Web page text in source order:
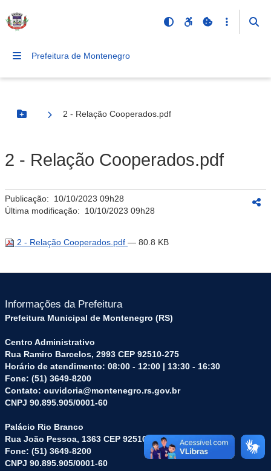
Prefeitura de Montenegro
Botão Menu
2 - Relação Cooperados.pdf
2 - Relação Cooperados.pdf
Publicação: 10/10/2023 09h28
Última modificação: 10/10/2023 09h28
2 - Relação Cooperados.pdf — 80.8 KB
Informações da Prefeitura
Prefeitura Municipal de Montenegro (RS)
Centro Administrativo
Rua Ramiro Barcelos, 2993 CEP 92510-275
Horário de atendimento: 08:00 - 12:00 | 13:30 - 16:30
Fone: (51) 3649-8200
Contato: ouvidoria@montenegro.rs.gov.br
CNPJ 90.895.905/0001-60
Palácio Rio Branco
Rua João Pessoa, 1363 CEP 92510-045
Fone: (51) 3649-8200
CNPJ 90.895.905/0001-60